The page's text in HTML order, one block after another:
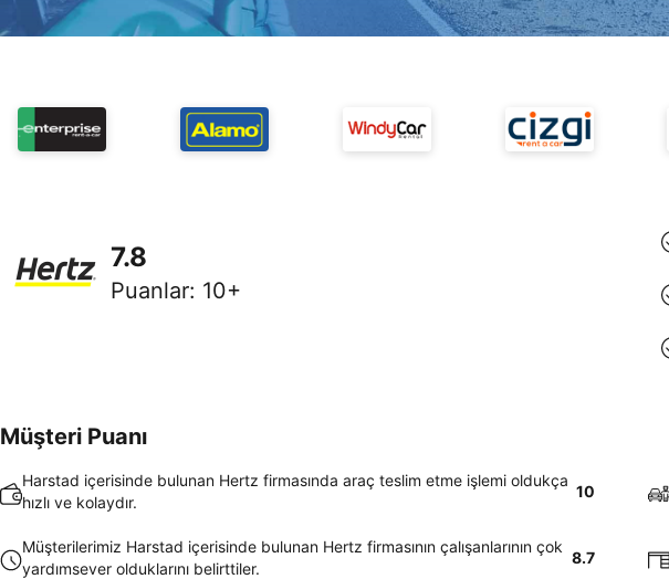
7.8
Puanlar: 10+
Müşteri Puanı
Harstad içerisinde bulunan Hertz firmasında araç teslim etme işlemi oldukça
hızlı ve kolaydır.
10
Müşterilerimiz Harstad içerisinde bulunan Hertz firmasının çalışanlarının çok
yardımsever olduklarını belirttiler.
8.7